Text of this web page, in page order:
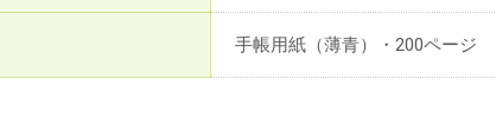
手帳用紙（薄青）・200ページ